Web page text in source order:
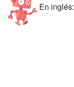
En inglés: